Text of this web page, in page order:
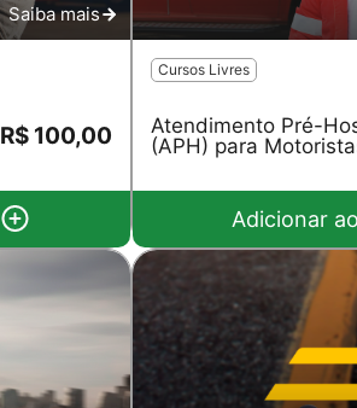
Saiba mais
R$ 100,00
Cursos Livres
Atendimento Pré-
(APH) para
Adicionar